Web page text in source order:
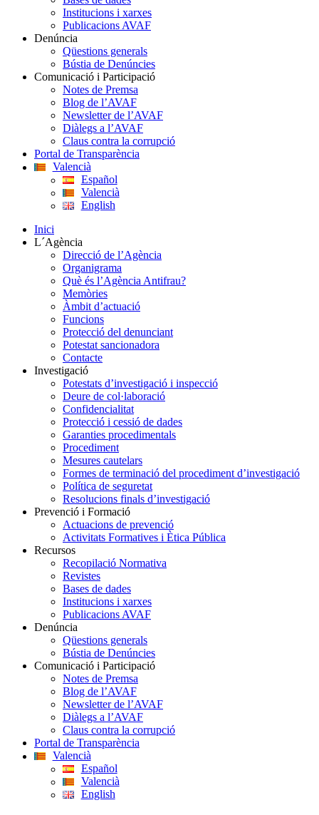
Institucions i xarxes
Publicacions AVAF
Denúncia
Qüestions generals
Bústia de Denúncies
Comunicació i Participació
Notes de Premsa
Blog de l’AVAF
Newsletter de l’AVAF
Diàlegs a l’AVAF
Claus contra la corrupció
Portal de Transparència
Valencià
Español
Valencià
English
Inici
L´Agència
Direcció de l’Agència
Organigrama
Què és l’Agència Antifrau?
Memòries
Àmbit d’actuació
Funcions
Protecció del denunciant
Potestat sancionadora
Contacte
Investigació
Potestats d’investigació i inspecció
Deure de col·laboració
Confidencialitat
Protecció i cessió de dades
Garanties procedimentals
Procediment
Mesures cautelars
Formes de terminació del procediment d’investigació
Política de seguretat
Resolucions finals d’investigació
Prevenció i Formació
Actuacions de prevenció
Activitats Formatives i Ètica Pública
Recursos
Recopilació Normativa
Revistes
Bases de dades
Institucions i xarxes
Publicacions AVAF
Denúncia
Qüestions generals
Bústia de Denúncies
Comunicació i Participació
Notes de Premsa
Blog de l’AVAF
Newsletter de l’AVAF
Diàlegs a l’AVAF
Claus contra la corrupció
Portal de Transparència
Valencià
Español
Valencià
English